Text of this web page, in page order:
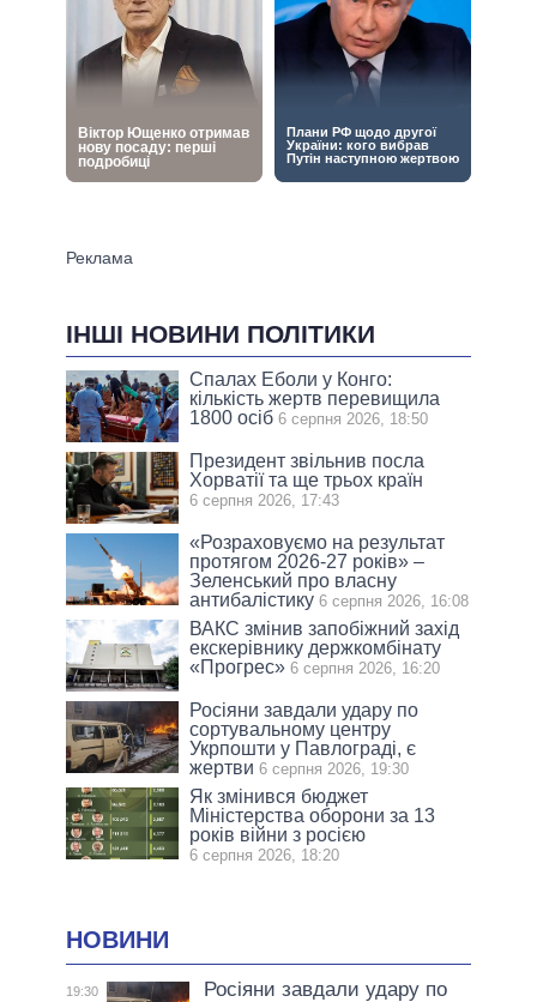
ІНШІ НОВИНИ ПОЛІТИКИ
Спалах Еболи у Конго:
кількість жертв перевищила
1800 осіб 6 серпня 2026, 18:50
Президент звільнив посла
Хорватії та ще трьох країн
6 серпня 2026, 17:43
«Розраховуємо на результат
протягом 2026-27 років» –
Зеленський про власну
антибалістику 6 серпня 2026, 16:08
ВАКС змінив запобіжний захід
екскерівнику держкомбінату
«Прогрес» 6 серпня 2026, 16:20
Росіяни завдали удару по
сортувальному центру
Укрпошти у Павлограді, є
жертви 6 серпня 2026, 19:30
Як змінився бюджет
Міністерства оборони за 13
років війни з росією
6 серпня 2026, 18:20
НОВИНИ
19:30
Росіяни завдали удару по